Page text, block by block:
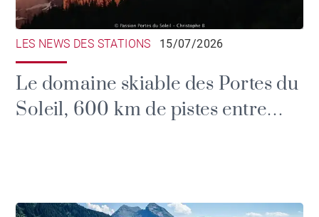
LES NEWS DES STATIONS 15/07/2026
Le domaine skiable des Portes du
Soleil, 600 km de pistes entre